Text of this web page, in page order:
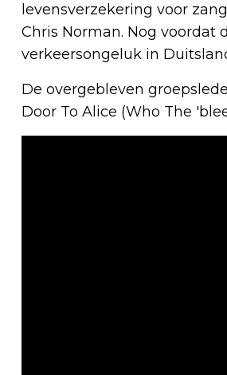
levensverzekering voor
Chris Norman. Nog voordat
verkeersongeluk in
De overgebleven
Door To Alice (Who The